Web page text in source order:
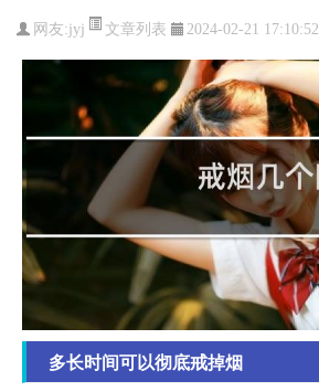
网友:jyj 文章列表 2024-02-21 17:10:52
多长时间可以彻底戒掉烟